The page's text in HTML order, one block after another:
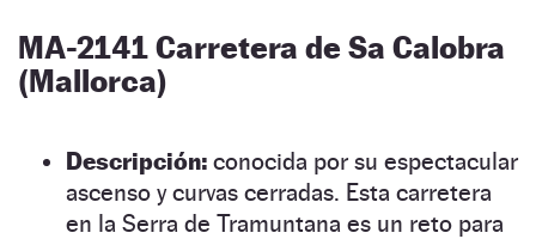
MA-2141 Carretera de Sa Calobra
(Mallorca)
Descripción: conocida por su espectacular
ascenso y curvas cerradas. Esta carretera
en la Serra de Tramuntana es un reto para